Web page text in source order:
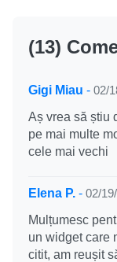
(13)
Gigi Miau - 02/
Aș vrea să știu
pe mai multe
cele mai vechi
Elena P. - 02/
Mulțumesc
un widget care
citit, am reușit